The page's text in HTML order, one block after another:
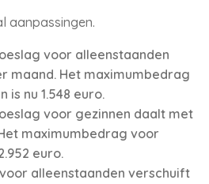
aanpassingen.
voor alleenstaanden
maand. Het maximumbedrag
is nu 1.548 euro.
voor gezinnen daalt met
maximumbedrag voor
euro.
alleenstaanden verschuift